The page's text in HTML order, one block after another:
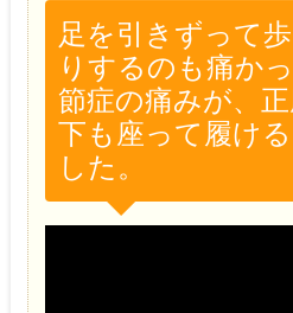
足を引きずって
りするのも痛か
節症の痛みが、
下も座って履け
した。